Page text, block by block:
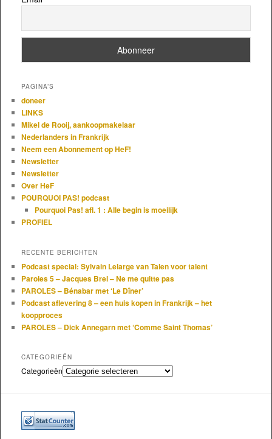
PAGINA’S
doneer
LINKS
Mikel de Rooij, aankoopmakelaar
Nederlanders in Frankrijk
Neem een Abonnement op HeF!
Newsletter
Newsletter
Over HeF
POURQUOI PAS! podcast
Pourquoi Pas! afl. 1 : Alle begin is moeilijk
PROFIEL
RECENTE BERICHTEN
Podcast special: Sylvain Lelarge van Talen voor talent
Paroles 5 – Jacques Brel – Ne me quitte pas
PAROLES – Bénabar met ‘Le Dîner’
Podcast aflevering 8 – een huis kopen in Frankrijk – het
koopproces
PAROLES – Dick Annegarn met ‘Comme Saint Thomas’
CATEGORIEËN
Categorieën